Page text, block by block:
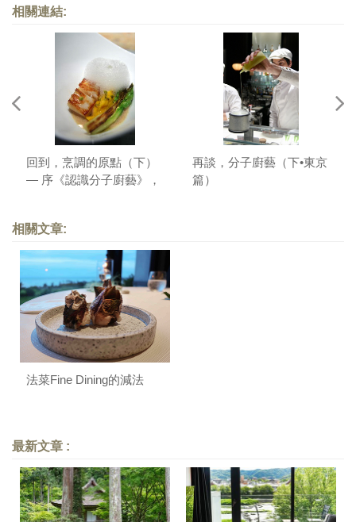
相關連結:
回到，烹調的原點（下）
— 序《認識分子廚藝》，
再談，分子廚藝（下•東京
篇）
相關文章:
法菜Fine Dining的減法
最新文章 :